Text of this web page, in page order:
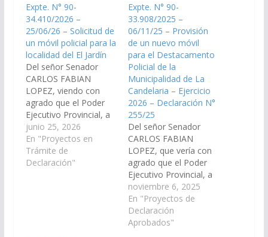
Expte. N° 90-
34.410/2026 –
25/06/26 – Solicitud de
un móvil policial para la
localidad del El Jardín
Del señor Senador
CARLOS FABIAN
LOPEZ, viendo con
agrado que el Poder
Ejecutivo Provincial, a
través de los
organismos que
correspondan, arbitren
las medidas que
junio 25, 2026
En "Proyectos en
Trámite de
Declaración"
Expte. N° 90-
33.908/2025 –
06/11/25 – Provisión
de un nuevo móvil
para el Destacamento
Policial de la
Municipalidad de La
Candelaria – Ejercicio
2026 – Declaración N°
255/25
Del señor Senador
CARLOS FABIAN
LOPEZ, que vería con
agrado que el Poder
Ejecutivo Provincial, a
través de los
organismos que
correspondan, arbitren
las medidas que
noviembre 6, 2025
En "Proyectos de
Declaración
Aprobados"